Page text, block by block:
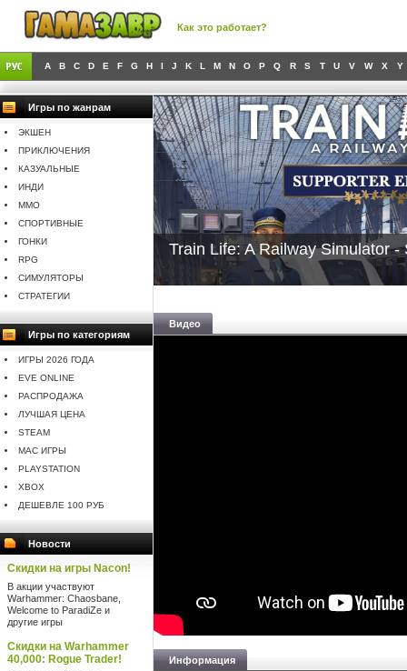
Как это работает?
A B C D E F G H I J K L M N O P Q R S T U V W X Y
Игры по жанрам
ЭКШЕН
ПРИКЛЮЧЕНИЯ
КАЗУАЛЬНЫЕ
ИНДИ
MMO
СПОРТИВНЫЕ
ГОНКИ
RPG
СИМУЛЯТОРЫ
СТРАТЕГИИ
Игры по категориям
ИГРЫ 2026 ГОДА
EVE ONLINE
РАСПРОДАЖА
ЛУЧШАЯ ЦЕНА
STEAM
MAC ИГРЫ
PLAYSTATION
XBOX
ДЕШЕВЛЕ 100 РУБ
Новости
Скидки на игры Nacon!
В акции участвуют
Warhammer: Chaosbane,
Welcome to ParadiZe и
другие игры
Скидки на Warhammer
40,000: Rogue Trader!
Train Life: A Railway Simulator -
Видео
Информация